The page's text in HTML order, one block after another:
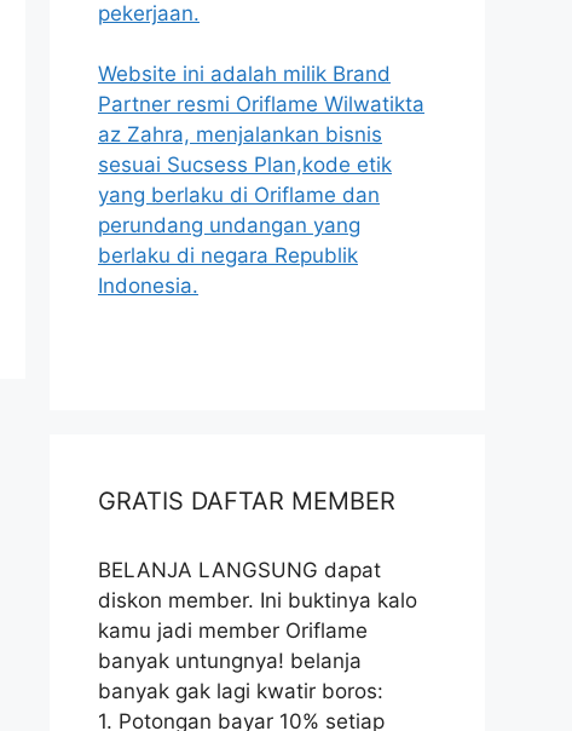
pekerjaan.
Website ini adalah milik Brand
Partner resmi Oriflame Wilwatikta
az Zahra, menjalankan bisnis
sesuai Sucsess Plan,kode etik
yang berlaku di Oriflame dan
perundang undangan yang
berlaku di negara Republik
Indonesia.
GRATIS DAFTAR MEMBER
BELANJA LANGSUNG dapat
diskon member. Ini buktinya kalo
kamu jadi member Oriflame
banyak untungnya! belanja
banyak gak lagi kwatir boros:
1. Potongan bayar 10% setiap